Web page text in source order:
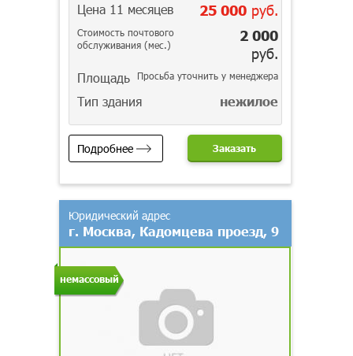
Цена 11 месяцев 25 000руб.
Стоимость почтового
обслуживания (мес.)
2 000
руб.
Площадь Просьба уточнить у менеджера
Тип здания нежилое
Подробнее Заказать
немассовый
Юридический адрес
г. Москва, Кадомцева проезд, 9